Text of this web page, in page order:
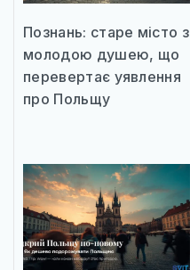
Познань: старе місто з
молодою душею, що
перевертає уявлення
про Польщу